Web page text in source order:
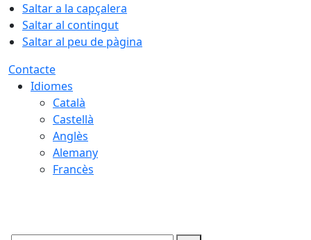
Saltar a la capçalera
Saltar al contingut
Saltar al peu de pàgina
Contacte
Idiomes
Català
Castellà
Anglès
Alemany
Francès